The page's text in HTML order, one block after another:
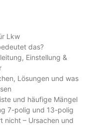
Lkw
das?
Einstellung &
Lösungen und was
und häufige Mängel
7-polig und 13-polig
nicht – Ursachen und